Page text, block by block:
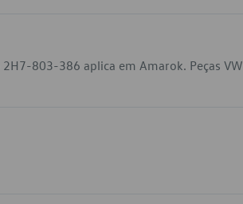
803-386 aplica em Amarok. Peças VW